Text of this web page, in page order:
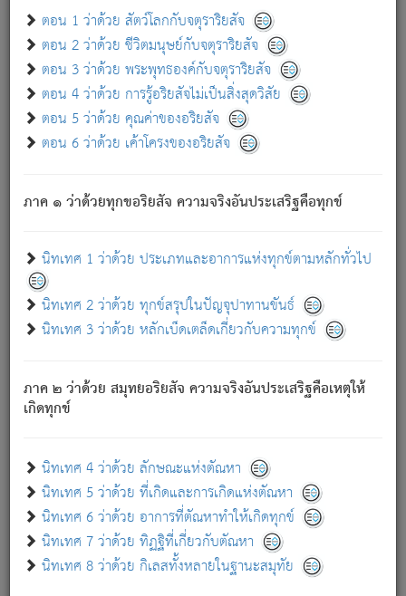
ตอน 1 ว่าด้วย สัตว์โลกกับจตุราริยสัจ
ตอน 2 ว่าด้วย ชีวิตมนุษย์กับจตุราริยสัจ
ตอน 3 ว่าด้วย พระพุทธองค์กับจตุราริยสัจ
ตอน 4 ว่าด้วย การรู้อริยสัจไม่เป็นสิ่งสุดวิสัย
ตอน 5 ว่าด้วย คุณค่าของอริยสัจ
ตอน 6 ว่าด้วย เค้าโครงของอริยสัจ
ภาค ๑ ว่าด้วยทุกขอริยสัจ ความจริงอันประเสริฐคือทุกข์
นิทเทศ 1 ว่าด้วย ประเภทและอาการแห่งทุกข์ตามหลักทั่วไป
นิทเทศ 2 ว่าด้วย ทุกข์สรุปในปัญจุปาทานขันธ์
นิทเทศ 3 ว่าด้วย หลักเบ็ดเตล็ดเกี่ยวกับความทุกข์
ภาค ๒ ว่าด้วย สมุทยอริยสัจ ความจริงอันประเสริฐคือเหตุให้
เกิดทุกข์
นิทเทศ 4 ว่าด้วย ลักษณะแห่งตัณหา
นิทเทศ 5 ว่าด้วย ที่เกิดและการเกิดแห่งตัณหา
นิทเทศ 6 ว่าด้วย อาการที่ตัณหาทำให้เกิดทุกข์
นิทเทศ 7 ว่าด้วย ทิฏฐิที่เกี่ยวกับตัณหา
นิทเทศ 8 ว่าด้วย กิเลสทั้งหลายในฐานะสมุทัย
เขาเพลิดเพลินยิ่งนักในสิ่งใด สิ่งนั้นเป็นภัย (ที่เขาไม่รู้จัก)
เขากลัวต่อสิ่งใดสิ่งนั้นเป็นทุกข์
พรหมจรรย์นี้ อันบุคคลย่อมประพฤติ ก็เพื่อการละขาดซึ่ง
ภพ.
สมณะหรือพราหมณ์เหล่าใด กล่าวความหลุดพ้นจากภพว่า
มีได้เพราะภพ เรากล่าวว่า สมณะหรือพราหมณ์ทั้งปวงนั้น
มิใช่ผู้หลดพ้นจากภพ.
ภพ ว่ามีได้เพราะวิภพ[2]: เรากล่าวว่า สมณะหรือพราหมณ์ทั้ง
ปวงนั้น ก็ยังสลัดภพออกไปไม่ได้.
ก็ทุกข์นี้มีขึ้น เพราะอาศัยซึ่งอุปธิทั้งปวง.
เพราะความสิ้นไปแห่งอุปาทานทั้งปวง ความเกิดขึ้นแห่ง
ทุกข์จึงไม่มี.
ท่านจงดูโลกนี้เถิด (จะเห็นว่า) สัตว์ทั้งหลายอันอวิชาหนา
แน่นบังหนาแล้ว; และว่า สัตว์ผู้ยินดีในภพอันเป็นแล้วนั้น ย่อม
อันเป็นไปในที่หรือเวลาทั้งปวง[3]เพื่อความมีแห่งประโยชน์โดย
ประการทั้งปวง; ภพทั้งหลายทั้งหมดนั้น ไม่เที่ยง เป็นทุกข์ มี
ความแปรปรวนเป็นธรรมดา.
อย่างนี้อยู่; เขาย่อมละภวตัณหาได้ และไม่เพลิดเพลินวิภวตัณหา
ด้วย.
ความดับเพราะความสำรอกไม่เหลือ (แห่งภพทั้งหลาย)
เพราะความสิ้นไปแห่งตัณหาโดยประการทั้งปวง นั้นคือ
นิพพาน.
ภพใหม่ย่อมไม่มีแก่ภิกษุนั้น ผู้ดับเย็นสนิทแล้ว เพราะไม่มี